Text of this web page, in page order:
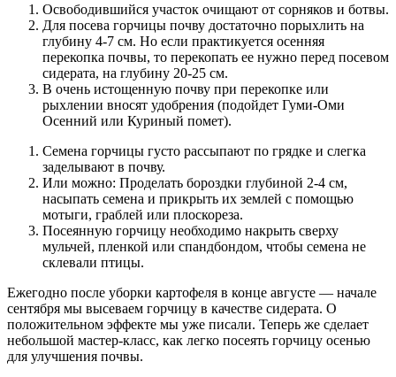
Освободившийся участок очищают от сорняков и ботвы.
Для посева горчицы почву достаточно порыхлить на
глубину 4-7 см. Но если практикуется осенняя
перекопка почвы, то перекопать ее нужно перед посевом
сидерата, на глубину 20-25 см.
В очень истощенную почву при перекопке или
рыхлении вносят удобрения (подойдет Гуми-Оми
Осенний или Куриный помет).
Семена горчицы густо рассыпают по грядке и слегка
заделывают в почву.
Или можно: Проделать бороздки глубиной 2-4 см,
насыпать семена и прикрыть их землей с помощью
мотыги, граблей или плоскореза.
Посеянную горчицу необходимо накрыть сверху
мульчей, пленкой или спандбондом, чтобы семена не
склевали птицы.
Ежегодно после уборки картофеля в конце августе — начале
сентября мы высеваем горчицу в качестве сидерата. О
положительном эффекте мы уже писали. Теперь же сделает
небольшой мастер-класс, как легко посеять горчицу осенью
для улучшения почвы.